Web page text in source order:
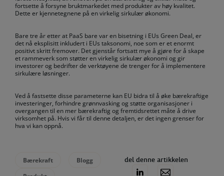
fortsette å forsyne bruktmarkedet med produkter av høy kvalitet.
Dette er kjennetegnene på en virkelig sirkulær økonomi.
Bare tre år etter at PaaS bare var en bisetning i EUs Green Deal, er
det nå eksplisitt inkludert i EUs taksonomi, noe som er et enormt
positivt skritt fremover. Det gjenstår fortsatt mye å gjøre for å skape
et rammeverk som støtter en virkelig sirkulær økonomi og gir
investorer og bedrifter de verktøyene de trenger for å implementere
sirkulære løsninger.
Ved å fastsette disse parameterne kan EU bidra til å øke bærekraftige
investeringer, forhindre grønnvasking og støtte organisasjoner i
overgangen til en mer bærekraftig og fremtidsrettet måte å drive
virksomhet på. Hvis vi får til denne detaljen, er det ingen grenser for
hva vi kan oppnå.
Bærekraft
Blogg
del denne artikkelen